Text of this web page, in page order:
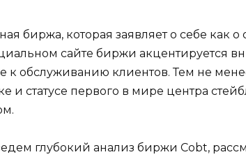
биржа, которая заявляет о себе
сайте биржи акцентируется
обслуживанию клиентов. Тем не
статусе первого в мире центра
глубокий анализ биржи Cobt,